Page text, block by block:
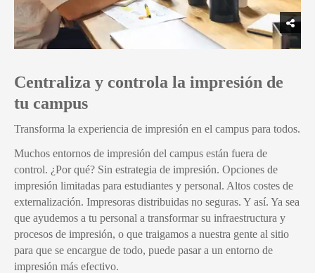
Centraliza y controla la impresión de
tu campus
Transforma la experiencia de impresión en el campus para todos.
Muchos entornos de impresión del campus están fuera de
control. ¿Por qué? Sin estrategia de impresión. Opciones de
impresión limitadas para estudiantes y personal. Altos costes de
externalización. Impresoras distribuidas no seguras. Y así. Ya sea
que ayudemos a tu personal a transformar su infraestructura y
procesos de impresión, o que traigamos a nuestra gente al sitio
para que se encargue de todo, puede pasar a un entorno de
impresión más efectivo.